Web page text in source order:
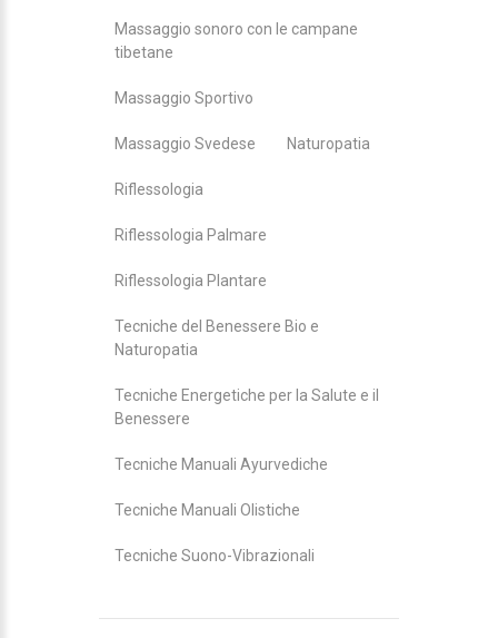
Massaggio sonoro con le campane
tibetane
Massaggio Sportivo
Massaggio Svedese Naturopatia
Riflessologia
Riflessologia Palmare
Riflessologia Plantare
Tecniche del Benessere Bio e
Naturopatia
Tecniche Energetiche per la Salute e il
Benessere
Tecniche Manuali Ayurvediche
Tecniche Manuali Olistiche
Tecniche Suono-Vibrazionali